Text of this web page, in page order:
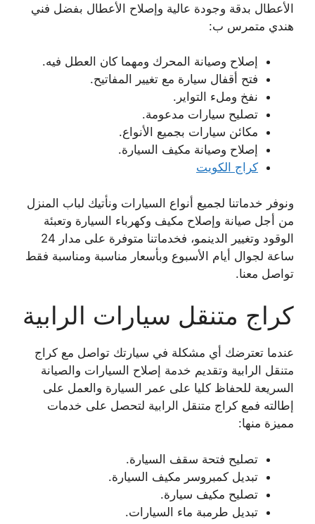
الأعطال بدقة وجودة عالية وإصلاح الأعطال بفضل فني
هندي متمرس ب:
إصلاح وصيانة المحرك ومهما كان العطل فيه.
فتح أقفال سيارة مع تغيير المفاتيح.
نفخ وملء التواير.
تصليح سيارات مدعومة.
مكائن سيارات بجميع الأنواع.
إصلاح وصيانة مكيف السيارة.
كراج الكويت
ونوفر خدماتنا لجميع أنواع السيارات ونأتيك لباب المنزل
من أجل صيانة وإصلاح مكيف وكهرباء السيارة وتعبئة
الوقود وتغيير الدينمو، فخدماتنا متوفرة على مدار 24
ساعة لجوال أيام الأسبوع وبأسعار مناسبة ومناسبة فقط
تواصل معنا.
كراج متنقل سيارات الرابية
عندما تعترضك أي مشكلة في سيارتك تواصل مع كراج
متنقل الرابية وتقديم خدمة إصلاح السيارات والصيانة
السريعة للحفاظ كليا على عمر السيارة والعمل على
إطالته فمع كراج متنقل الرابية لتحصل على خدمات
مميزة منها:
تصليح فتحة سقف السيارة.
تبديل كمبروسر مكيف السيارة.
تصليح مكيف سيارة.
تبديل طرمبة ماء السيارات.